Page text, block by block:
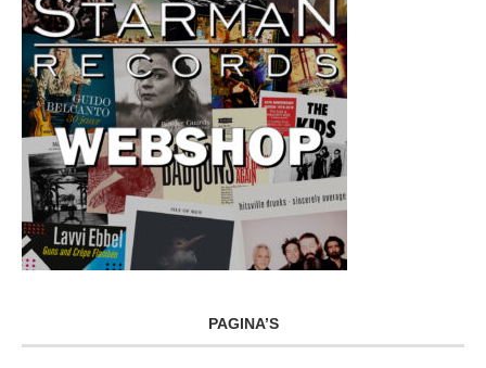
PAGINA’S